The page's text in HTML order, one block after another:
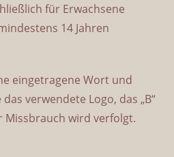
für Erwachsene
14 Jahren
eingetragene Wort und
verwendete Logo, das „B“
Missbrauch wird verfolgt.